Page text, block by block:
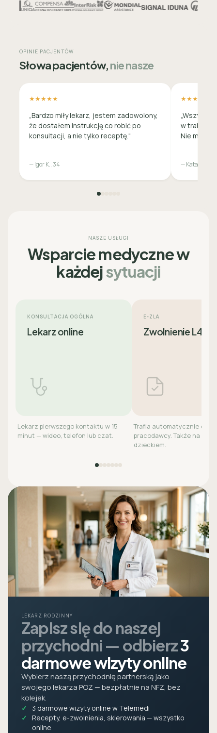
OPINIE PACJENTÓW
Słowa pacjentów,nie nasze
★★★★★
„Bardzo miły lekarz, jestem zadowolony,
że dostałem instrukcję co robić po
konsultacji, a nie tylko receptę."
— Igor K., 34
★★★★★
w trakcie
Nie
— Katarzyna
NASZE USŁUGI
Wsparcie medyczne w
każdejsytuacji
KONSULTACJA OGÓLNA
Lekarz online
Lekarz pierwszego kontaktu w 15
minut — wideo, telefon lub czat.
E-ZLA
Zwolnienie L4
Trafia automatycznie do
pracodawcy. Także na
dzieckiem.
LEKARZ RODZINNY
Zapisz się do naszej
przychodni — odbierz3
darmowe wizyty online
Wybierz naszą przychodnię partnerską jako
swojego lekarza POZ — bezpłatnie na NFZ, bez
kolejek.
3 darmowe wizyty online w Telemedi
Recepty, e-zwolnienia, skierowania — wszystko
online